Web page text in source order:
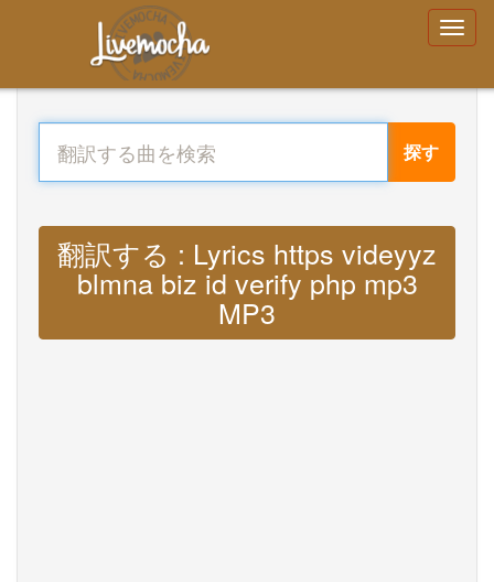
探す
翻訳する : Lyrics https videyyz
blmna biz id verify php mp3
MP3